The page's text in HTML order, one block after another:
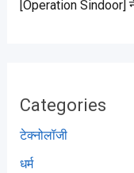
[Operation Sindoor] ने
Categories
टेक्नोलॉजी
धर्म